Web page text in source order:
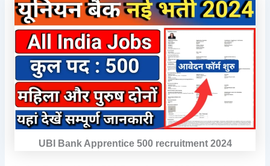
UBI Bank Apprentice 500 recruitment 2024